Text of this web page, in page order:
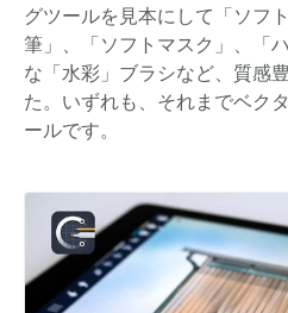
グツールを見本にして「ソフ
筆」、「ソフトマスク」、「
な「水彩」ブラシなど、質感
た。いずれも、それまでベク
ールです。